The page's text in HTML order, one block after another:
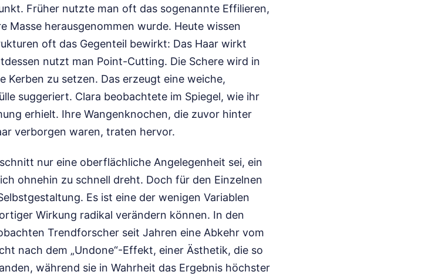
Früher nutzte man oft das sogenannte Effilieren,
Masse herausgenommen wurde. Heute wissen
oft das Gegenteil bewirkt: Das Haar wirkt
nutzt man Point-Cutting. Die Schere wird in
Kerben zu setzen. Das erzeugt eine weiche,
suggeriert. Clara beobachtete im Spiegel, wie ihr
erhielt. Ihre Wangenknochen, die zuvor hinter
verborgen waren, traten hervor.
nur eine oberflächliche Angelegenheit sei, ein
ohnehin zu schnell dreht. Doch für den Einzelnen
Es ist eine der wenigen Variablen
Wirkung radikal verändern können. In den
Trendforscher seit Jahren eine Abkehr vom
nach dem „Undone“-Effekt, einer Ästhetik, die so
während sie in Wahrheit das Ergebnis höchster